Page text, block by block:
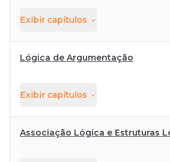
Exibir capítulos
Lógica de Argumentação
Exibir capítulos
Associação Lógica e Estruturas